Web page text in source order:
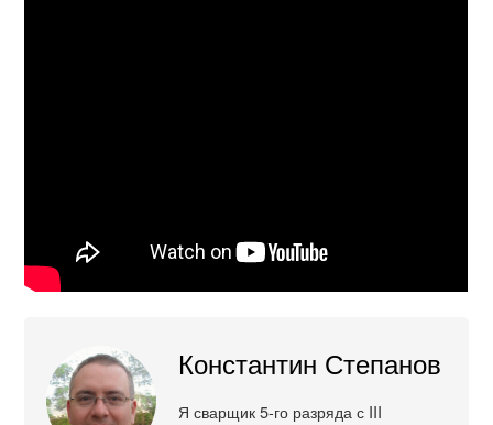
Константин Степанов
Я сварщик 5-го разряда с III